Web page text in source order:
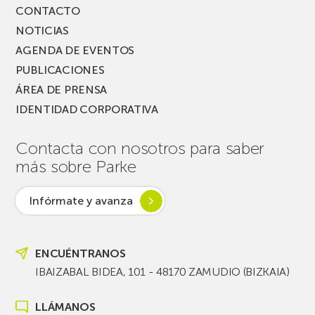
CONTACTO
NOTICIAS
AGENDA DE EVENTOS
PUBLICACIONES
ÁREA DE PRENSA
IDENTIDAD CORPORATIVA
Contacta con nosotros para saber
más sobre Parke
Infórmate y avanza
ENCUÉNTRANOS
IBAIZABAL BIDEA, 101 - 48170 ZAMUDIO (BIZKAIA)
LLÁMANOS